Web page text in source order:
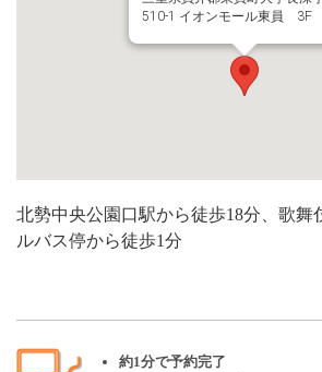
510-1 イオンモール東員 3F
北勢中央公園口駅から徒歩18分、歌舞
ルバス停から徒歩1分
約1分で予約完了